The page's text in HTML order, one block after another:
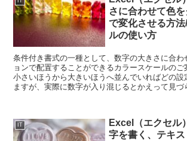
さに合わせて色
で変化させる方
ルの使い方
条件付き書式の一種として、数字の大きさに合わ
ョンで配置することができるカラースケールの
小さいほうから大きいほうへ並んでいればどの設
ますが、実際に数字が入り混じるとかえって見づ
IT
Excel（エクセル
字を書く、テキ